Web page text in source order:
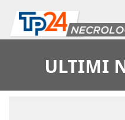
ULTIMI